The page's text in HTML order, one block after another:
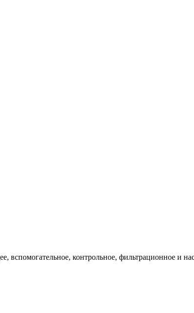
вспомогательное, контрольное, фильтрационное и